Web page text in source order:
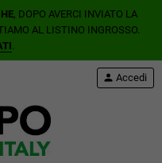
, DOPO AVERCI INVIATO LA
AL LISTINO INGROSSO.
.
person Accedi